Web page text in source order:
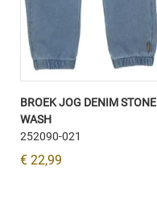
BROEK JOG DENIM STONE
WASH
252090-021
€ 22,99